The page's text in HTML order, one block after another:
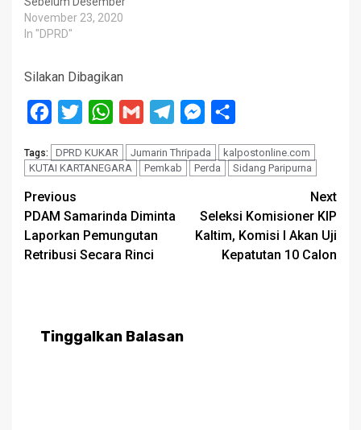
November 23, 2020
In "DPRD"
Silakan Dibagikan
Facebook
Twitter WhatsApp
Gmail TelegramMessenger
Tags: DPRD KUKAR Jumarin Thripada
kalpostonline.com
KUTAI KARTANEGARA
Pemkab Perda Sidang Paripurna
Post
navigation
Previous
PDAM Samarinda Diminta
Laporkan Pemungutan
Retribusi Secara Rinci
Next
Seleksi Komisioner KIP
Kaltim, Komisi I Akan Uji
Kepatutan 10 Calon
Tinggalkan Balasan